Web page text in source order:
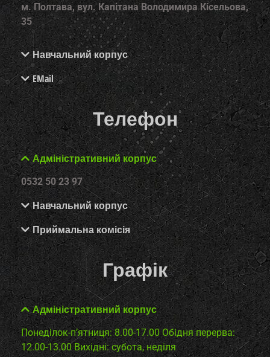
м. Полтава, вул. Капітана Володимира Кісельова,
35
Навчальний корпус
EMail
Телефон
Адміністративний корпус
0532 50 23 97
Навчальний корпус
Приймальна комісія
Графік
Адміністративний корпус
Понеділок-п’ятниця: 8.00-17.00 Обідня перерва:
12.00-13.00 Вихідні: субота, неділя